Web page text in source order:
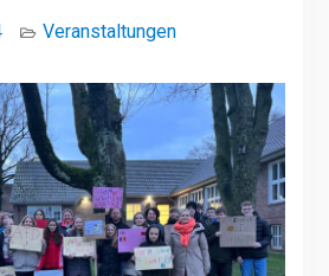
Veranstaltungen